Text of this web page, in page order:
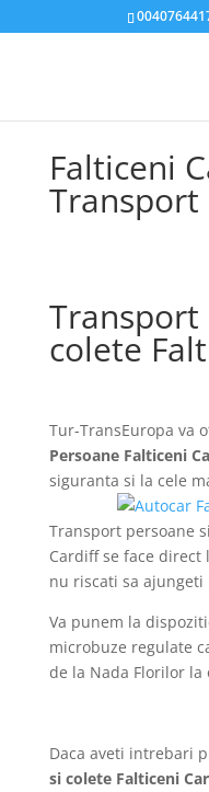
Falticeni
Transport
Transport
colete
Tur-TransEuropa va
Persoane Falticeni
siguranta si la cele
Transport persoane
Cardiff se face
nu riscati sa
Va punem la
microbuze regulate
de la Nada Florilor la
Daca aveti intrebari
si colete Falticeni